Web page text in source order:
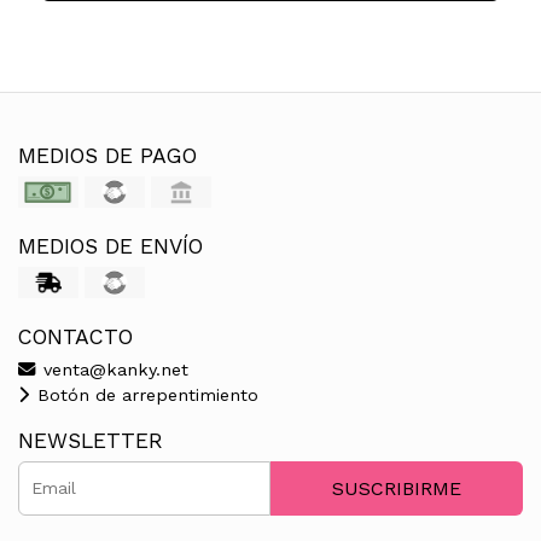
MEDIOS DE PAGO
MEDIOS DE ENVÍO
CONTACTO
venta@kanky.net
Botón de arrepentimiento
NEWSLETTER
SUSCRIBIRME